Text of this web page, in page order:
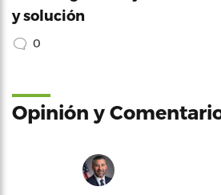
y solución
0
Opinión y